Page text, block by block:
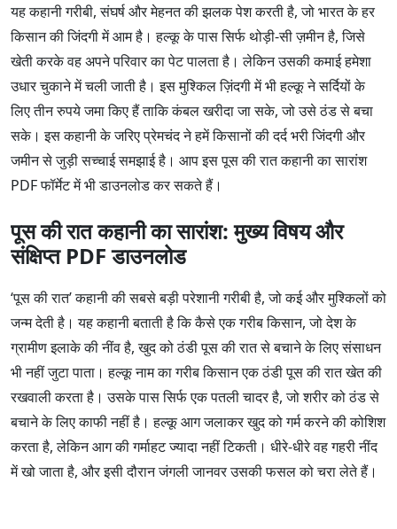
यह कहानी गरीबी, संघर्ष और मेहनत की झलक पेश करती है, जो भारत के हर
किसान की जिंदगी में आम है। हल्कू के पास सिर्फ थोड़ी-सी ज़मीन है, जिसे
खेती करके वह अपने परिवार का पेट पालता है। लेकिन उसकी कमाई हमेशा
उधार चुकाने में चली जाती है। इस मुश्किल ज़िंदगी में भी हल्कू ने सर्दियों के
लिए तीन रुपये जमा किए हैं ताकि कंबल खरीदा जा सके, जो उसे ठंड से बचा
सके। इस कहानी के जरिए प्रेमचंद ने हमें किसानों की दर्द भरी जिंदगी और
जमीन से जुड़ी सच्चाई समझाई है। आप इस पूस की रात कहानी का सारांश
PDF फॉर्मेट में भी डाउनलोड कर सकते हैं।
पूस की रात कहानी का सारांश: मुख्य विषय और
संक्षिप्त PDF डाउनलोड
‘पूस की रात’ कहानी की सबसे बड़ी परेशानी गरीबी है, जो कई और मुश्किलों को
जन्म देती है। यह कहानी बताती है कि कैसे एक गरीब किसान, जो देश के
ग्रामीण इलाके की नींव है, खुद को ठंडी पूस की रात से बचाने के लिए संसाधन
भी नहीं जुटा पाता। हल्कू नाम का गरीब किसान एक ठंडी पूस की रात खेत की
रखवाली करता है। उसके पास सिर्फ एक पतली चादर है, जो शरीर को ठंड से
बचाने के लिए काफी नहीं है। हल्कू आग जलाकर खुद को गर्म करने की कोशिश
करता है, लेकिन आग की गर्माहट ज्यादा नहीं टिकती। धीरे-धीरे वह गहरी नींद
में खो जाता है, और इसी दौरान जंगली जानवर उसकी फसल को चरा लेते हैं।